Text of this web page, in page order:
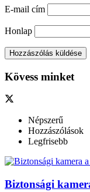
E-mail cím
Honlap
Kövess minket
Népszerű
Hozzászólások
Legfrisebb
Biztonsági